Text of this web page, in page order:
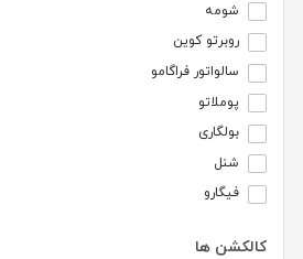
شومه
روبرتو کوین
سالواتور فراگامو
پوملاتو
بولگاری
شنل
فیگارو
کالکشن ها